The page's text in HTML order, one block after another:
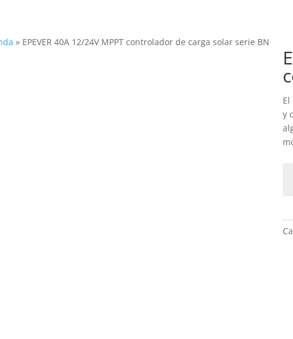
» EPEVER 40A 12/24V MPPT controlador de carga solar serie BN
y